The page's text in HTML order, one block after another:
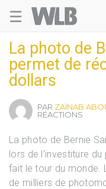
☰
La photo de
permet de
dollars
PAR ZAÏNAB
RÉACTIONS
La photo de Bernie
lors de l’investiture
fait le tour du monde.
de milliers de